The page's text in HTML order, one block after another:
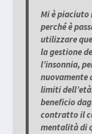
Mi è
perché è
utilizzare
la gestione
l’insonnia,
nuovamente
limiti
beneficio
contratto il
mentalità di